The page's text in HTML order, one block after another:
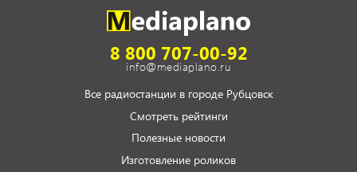
8 800 707-00-92
info@mediaplano.ru
Все радиостанции в городе Рубцовск
Смотреть рейтинги
Полезные новости
Изготовление роликов